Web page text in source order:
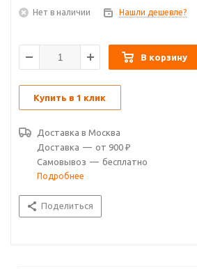
Нет в наличии Нашли дешевле?
В корзину
Купить в 1 клик
Доставка в Москва
Доставка — от 900 ₽
Самовывоз — бесплатно
Подробнее
Поделиться